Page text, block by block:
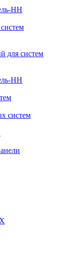
НН
для систем
НН
систем